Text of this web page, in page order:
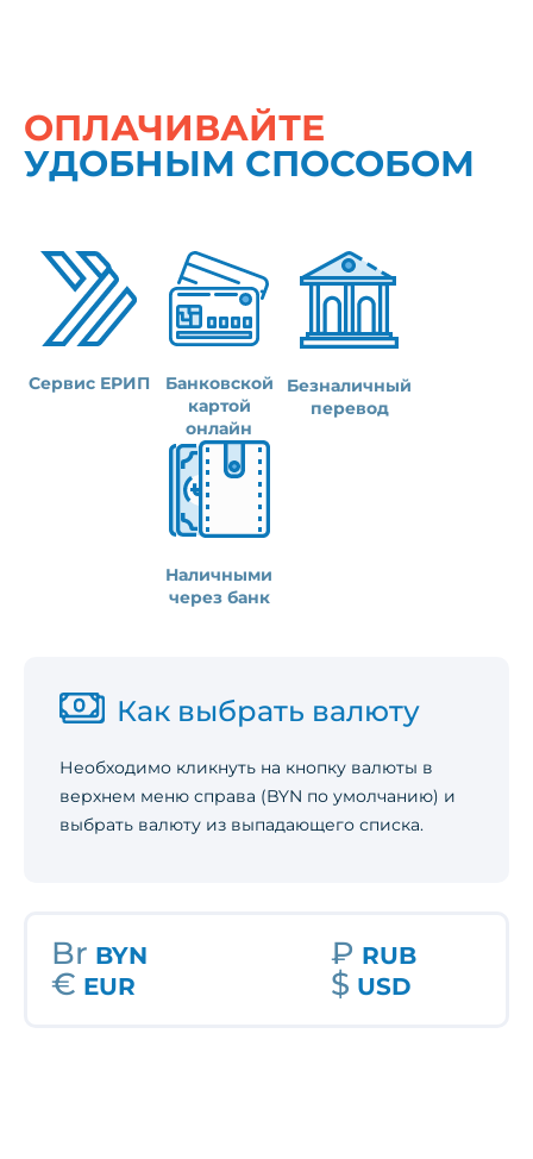
ОПЛАЧИВАЙТЕ
УДОБНЫМ СПОСОБОМ
Сервис ЕРИП
Банковской
картой
онлайн
Безналичный
перевод
Наличными
через банк
Br BYN ₽ RUB
€ EUR $ USD
Как выбрать валюту
Необходимо кликнуть на кнопку валюты в
верхнем меню справа (BYN по умолчанию) и
выбрать валюту из выпадающего списка.